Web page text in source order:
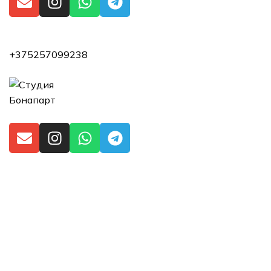
+375257099238